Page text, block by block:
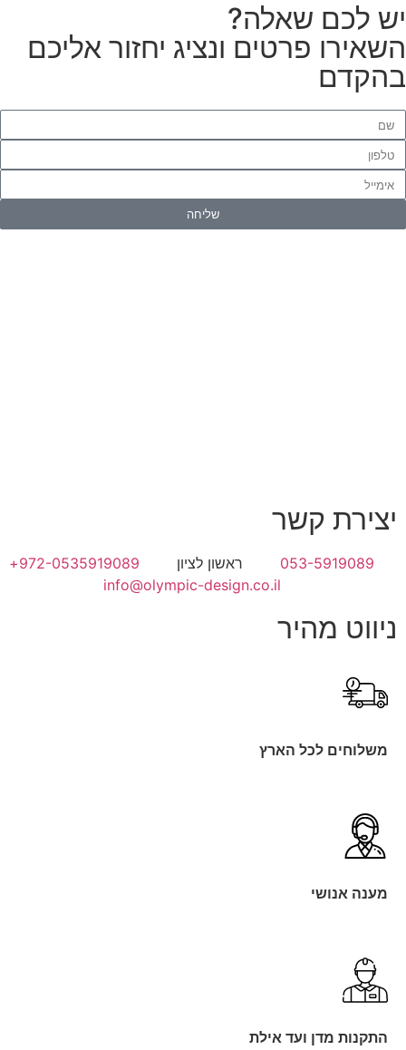
לכם שאלה?
פרטים ונציג יחזור אליכם
שליחה
ניווט מהיר
משלוחים לכל הארץ
מענה אנושי
התקנות מדן ועד אילת
יצירת קשר
053-5919089 ראשון לציון
972-0535919089+
info@olympic-design.co.il